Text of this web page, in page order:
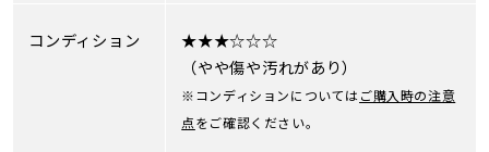
コンディション
★★★☆☆☆
（やや傷や汚れがあり）
※コンディションについてはご購入時の注意
点をご確認ください。